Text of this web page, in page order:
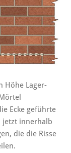
Höhe Lager-
Ecke geführte
jetzt innerhalb
die die Risse